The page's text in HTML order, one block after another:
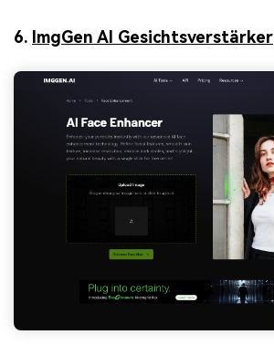
6. ImgGen AI Gesichtsverstärker